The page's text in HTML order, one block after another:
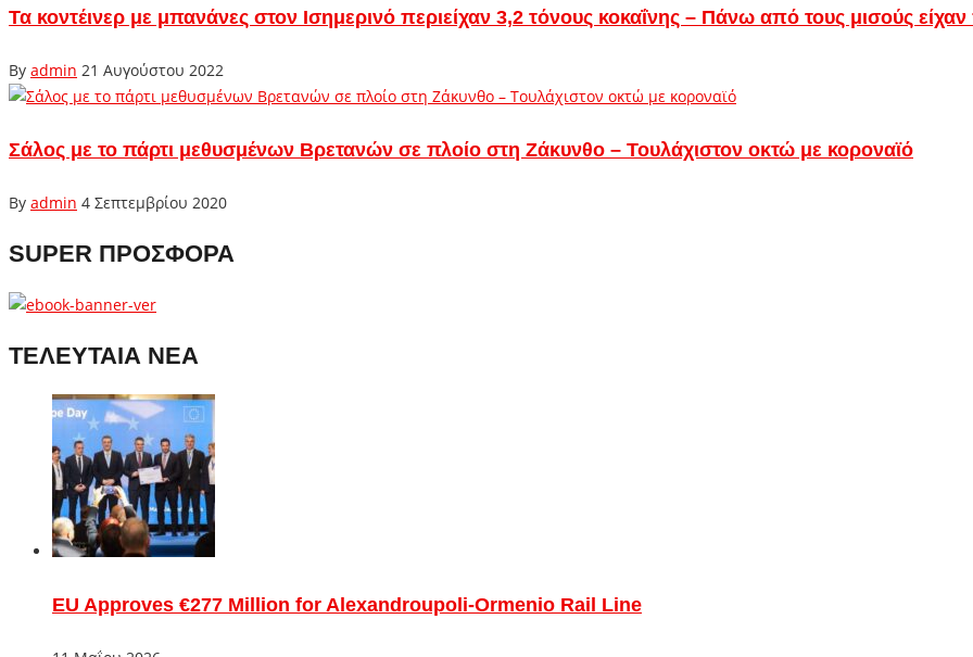
Τα κοντέινερ με μπανάνες στον Ισημερινό περιείχαν 3,2 τόνους κοκαΐνης – Πάνω από τους μισούς
By admin 21 Αυγούστου 2022
Σάλος με το πάρτι μεθυσμένων Βρετανών σε πλοίο στη Ζάκυνθο – Τουλάχιστον οκτώ με κοροναϊό
By admin 4 Σεπτεμβρίου 2020
SUPER ΠΡΟΣΦΟΡΑ
ΤΕΛΕΥΤΑΙΑ ΝΕΑ
EU Approves €277 Million for Alexandroupoli-Ormenio Rail Line